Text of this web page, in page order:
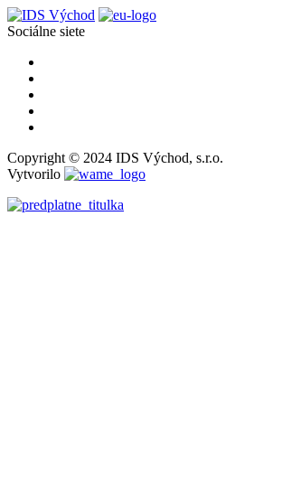
Sociálne siete
Copyright © 2024 IDS Východ, s.r.o.
Vytvorilo